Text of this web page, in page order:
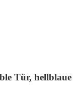
Tür, hellblaue